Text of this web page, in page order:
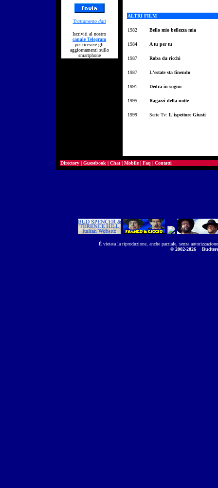
Trattamento dati
Iscriviti al nostro
canale Telegram
per ricevere gli
aggiornamenti sullo
smartphone
ALTRI FILM
1982 Bello mio bellezza mia
1984 A tu per tu
1987 Roba da ricchi
1987 L'estate sta finendo
1991 Dedra in sogno
1995 Ragazzi della notte
1999 Serie Tv: L'ispettore Giusti
Directory | Guestbook | Chat | Mobile| Faq | Contatti
È vietata la riproduzione, anche parziale, senza
© 2002-2026